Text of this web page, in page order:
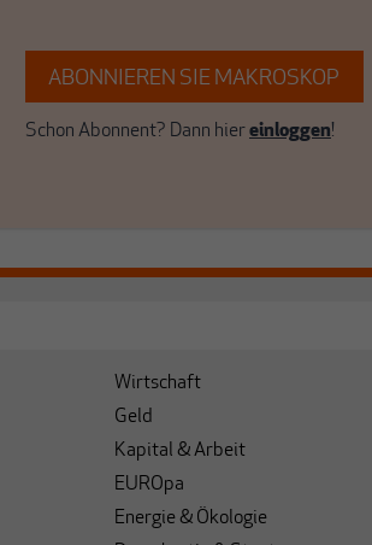
ABONNIEREN SIE MAKROSKOP
Schon Abonnent? Dann hiereinloggen!
Wirtschaft
Geld
Kapital & Arbeit
EUROpa
Energie & Ökologie